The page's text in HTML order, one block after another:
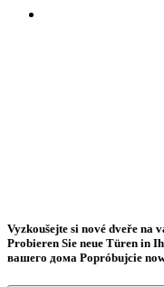
Vyzkoušejte si nové dveře na
Probieren Sie neue Türen in
вашего дома Popróbujcie